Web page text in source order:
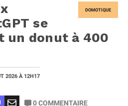
DOMOTIQUE
se
un donut à 400
2026 À 12H17
0COMMENTAIRE